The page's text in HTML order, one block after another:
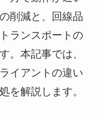
削減と、回線品
ランスポートの
。本記事では、
イアントの違い
を解説します。